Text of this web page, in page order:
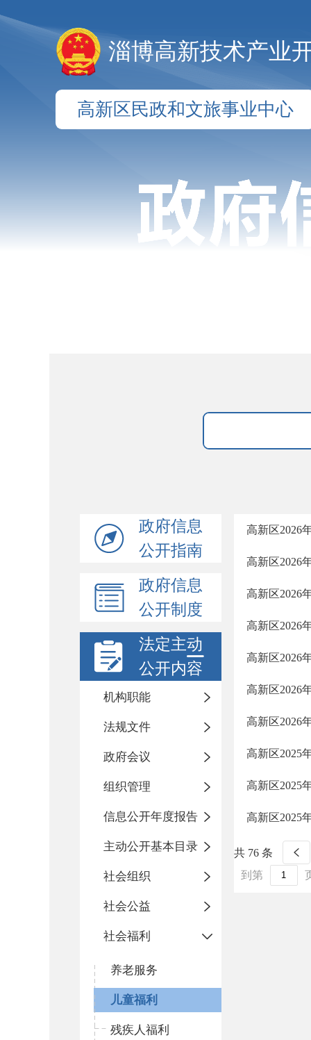
淄博高新技术产业
高新区民政和文旅事业中心
政府信息
公开指南
政府信息
公开制度
法定主动
公开内容
机构职能
法规文件
政府会议
组织管理
信息公开年度报告
主动公开基本目录
社会组织
社会公益
社会福利
养老服务
儿童福利
残疾人福利
高新区2026
高新区2026
高新区2026
高新区2026
高新区2026
高新区2026
高新区2026
高新区2025
高新区2025
高新区2025
共 76 条
到第